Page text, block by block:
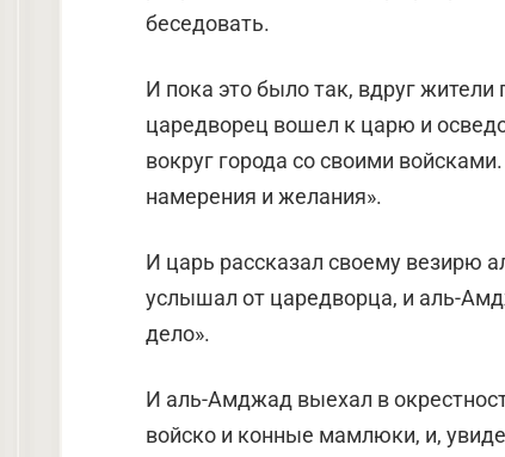
беседовать.
И пока это было так, вдруг
царедворец вошел к царю и
вокруг города со своими
намерения и желания».
И царь рассказал своему везирю
услышал от царедворца, и аль-
дело».
И аль-Амджад выехал в
войско и конные мамлюки, и,